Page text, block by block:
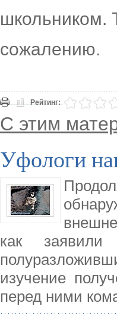
школьником.
сожалению.
Рейтинг:
С этим
Уфологи
как
изучение
перед ними